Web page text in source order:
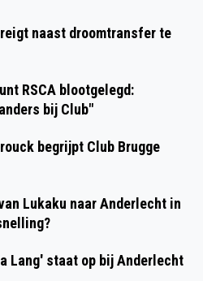
naast droomtransfer te
RSCA blootgelegd:
bij Club"
begrijpt Club Brugge
Lukaku naar Anderlecht in
Lang' staat op bij Anderlecht